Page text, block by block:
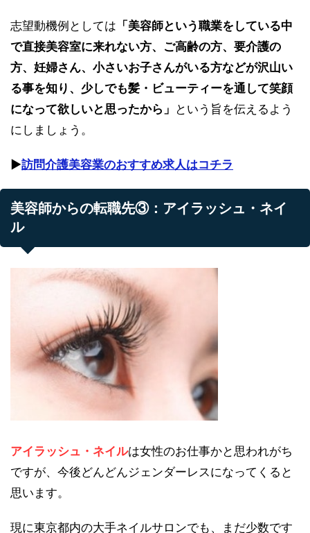
志望動機例としては 「美容師という職業をしている中
で直接美容室に来れない方、ご高齢の方、要介護の
方、妊婦さん、小さいお子さんがいる方などが沢山い
る事を知り、少しでも髪・ビューティーを通して笑顔
になって欲しいと思ったから」 という旨を伝えるよう
にしましょう。
▶︎訪問介護美容業のおすすめ求人はコチラ
美容師からの転職先③：アイラッシュ・ネイ
ル
アイラッシュ・ネイルは女性のお仕事かと思われがち
ですが、今後どんどんジェンダーレスになってくると
思います。
現に東京都内の大手ネイルサロンでも、まだ少数です